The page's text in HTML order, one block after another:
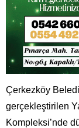
Çerkezköy
gerçekleştirilen
Kompleksi’nde